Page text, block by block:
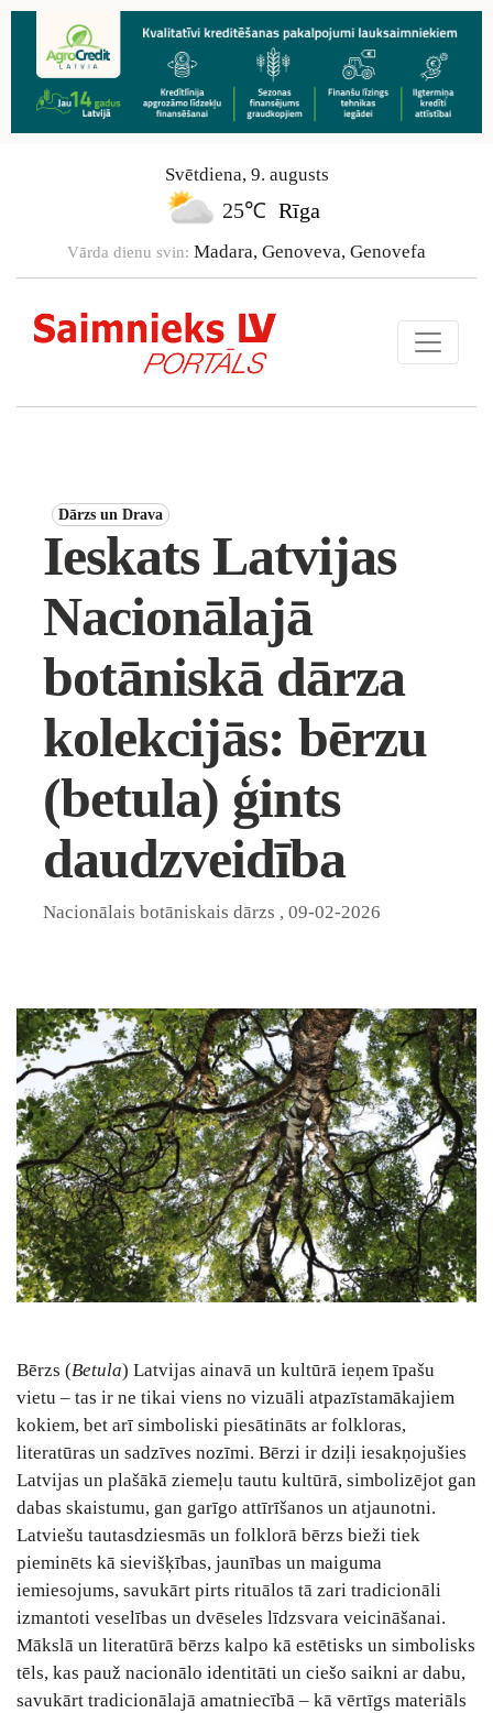
Svētdiena, 9. augusts
25℃ Rīga
Vārda dienu svin: Madara, Genoveva, Genovefa
Dārzs un Drava
Ieskats Latvijas
Nacionālajā
botāniskā dārza
kolekcijās: bērzu
(betula) ģints
daudzveidība
Nacionālais botāniskais dārzs , 09-02-2026
Bērzs (Betula) Latvijas ainavā un kultūrā ieņem īpašu
vietu – tas ir ne tikai viens no vizuāli atpazīstamākajiem
kokiem, bet arī simboliski piesātināts ar folkloras,
literatūras un sadzīves nozīmi. Bērzi ir dziļi iesakņojušies
Latvijas un plašākā ziemeļu tautu kultūrā, simbolizējot gan
dabas skaistumu, gan garīgo attīrīšanos un atjaunotni.
Latviešu tautasdziesmās un folklorā bērzs bieži tiek
pieminēts kā sievišķības, jaunības un maiguma
iemiesojums, savukārt pirts rituālos tā zari tradicionāli
izmantoti veselības un dvēseles līdzsvara veicināšanai.
Mākslā un literatūrā bērzs kalpo kā estētisks un simbolisks
tēls, kas pauž nacionālo identitāti un ciešo saikni ar dabu,
savukārt tradicionālajā amatniecībā – kā vērtīgs materiāls